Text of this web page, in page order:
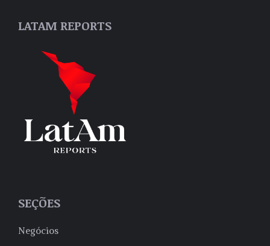
LATAM REPORTS
SEÇÕES
Negócios